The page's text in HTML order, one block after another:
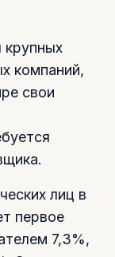
крупных
компаний,
свои
лиц в
первое
7,3%,